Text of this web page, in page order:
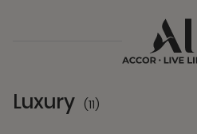
Luxury (11)